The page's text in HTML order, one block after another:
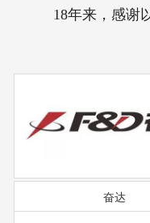
18年来，感谢
奋达